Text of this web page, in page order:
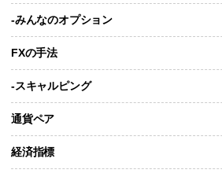
-みんなのオプション
FXの手法
-スキャルピング
通貨ペア
経済指標